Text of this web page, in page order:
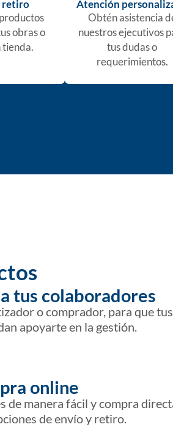
retiro
obras o
Atención
Obtén asistencia
nuestros ejecutivos
tus dudas o
requerimientos.
tus colaboradores
o comprador, para que tus
apoyarte en la gestión.
online
de manera fácil y compra
de envío y retiro.